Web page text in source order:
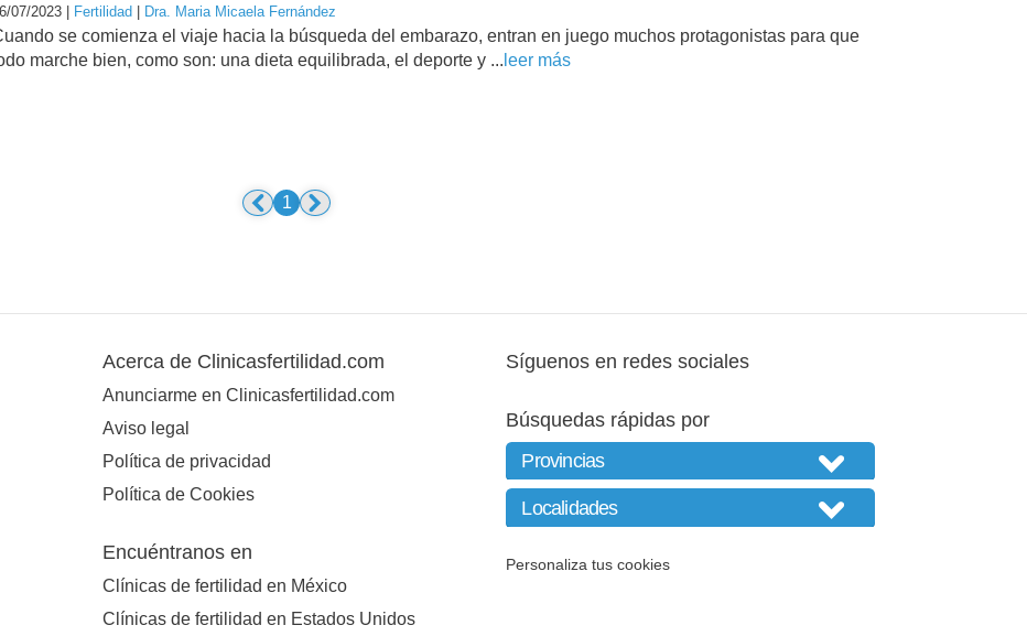
07/2023 | Fertilidad Dra. Maria Micaela Fernández
se comienza el viaje hacia la búsqueda del embarazo, entran en juego muchos protagonistas para que
marche bien, como son: una dieta equilibrada, el deporte y ... leer más
1
Acerca de Clinicasfertilidad.com
Anunciarme en Clinicasfertilidad.com
Aviso legal
Política de privacidad
Política de Cookies
Encuéntranos en
Clínicas de fertilidad en México
Clínicas de fertilidad en Estados Unidos
Síguenos en redes sociales
Búsquedas rápidas por
Personaliza tus cookies